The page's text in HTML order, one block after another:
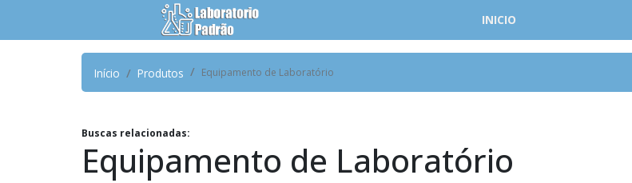
INICIO
Início Produtos Equipamento de Laboratório
Buscas relacionadas:
Equipamento de Laboratório